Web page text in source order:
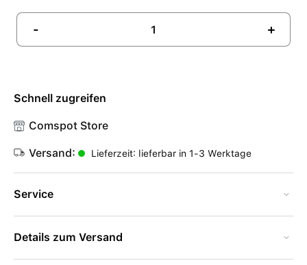
- +
Schnell zugreifen
Comspot Store
Versand: Lieferzeit: lieferbar in 1-3 Werktage
Service
Details zum Versand